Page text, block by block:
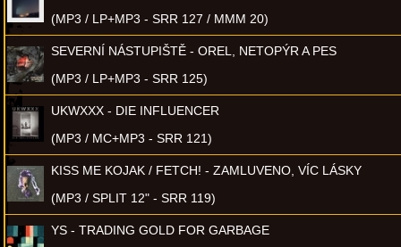
(MP3 / LP+MP3 - SRR 127 / MMM 20)
SEVERNÍ NÁSTUPIŠTĚ - OREL, NETOPÝR A PES
(MP3 / LP+MP3 - SRR 125)
UKWXXX - DIE INFLUENCER
(MP3 / MC+MP3 - SRR 121)
KISS ME KOJAK / FETCH! - ZAMLUVENO, VÍC LÁSKY
(MP3 / SPLIT 12" - SRR 119)
YS - TRADING GOLD FOR GARBAGE